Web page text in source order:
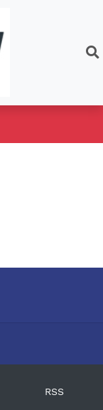
RSS